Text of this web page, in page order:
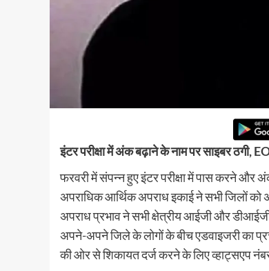
इंटर परीक्षा में अंक बढ़ाने के नाम पर साइबर ठगी,
फरवरी में संपन्न हुए इंटर परीक्षा में पास करने और
अपराधिक आर्थिक अपराध इकाई ने सभी जिलों को
अपराध प्रभाव ने सभी क्षेत्रीय आईजी और
अपने-अपने जिले के लोगों के बीच एडवाइजरी का
की ओर से शिकायत दर्ज करने के लिए व्हाट्सएप